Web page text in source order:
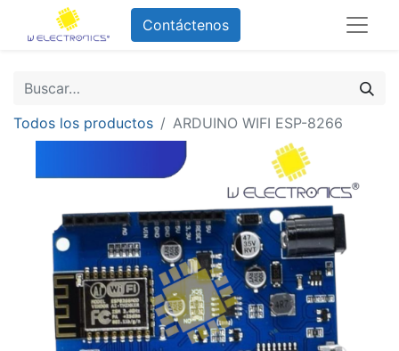
Contáctenos
Todos los productos ARDUINO WIFI ESP-8266